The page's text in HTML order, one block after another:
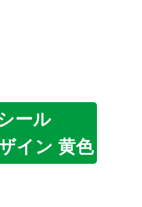
ール
イン 黄色